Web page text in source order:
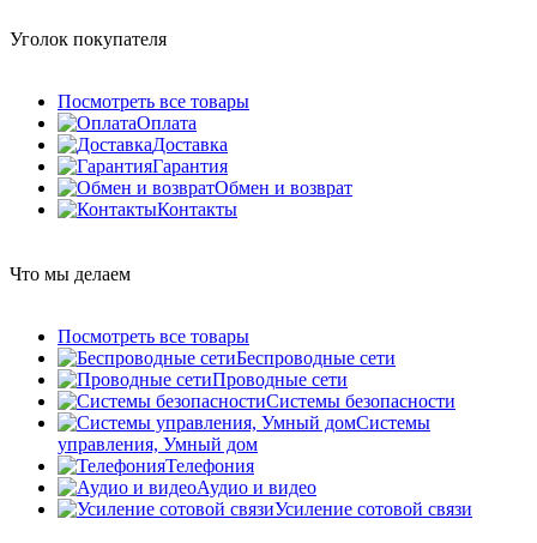
Уголок покупателя
Посмотреть все товары
Оплата
Доставка
Гарантия
Обмен и возврат
Контакты
Что мы делаем
Посмотреть все товары
Беспроводные сети
Проводные сети
Системы безопасности
Системы
управления, Умный дом
Телефония
Аудио и видео
Усиление сотовой связи